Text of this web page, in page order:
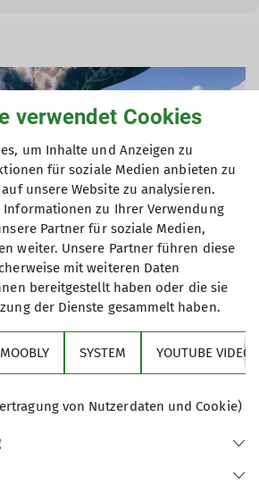
verwendet Cookies
um Inhalte und Anzeigen zu
für soziale Medien anbieten zu
unsere Website zu analysieren.
zu Ihrer Verwendung
Partner für soziale Medien,
weiter. Unsere Partner führen diese
mit weiteren Daten
bereitgestellt haben oder die sie
der Dienste gesammelt haben.
MOOBLY SYSTEM YOUTUBE VIDEOS
von Nutzerdaten und Cookie)